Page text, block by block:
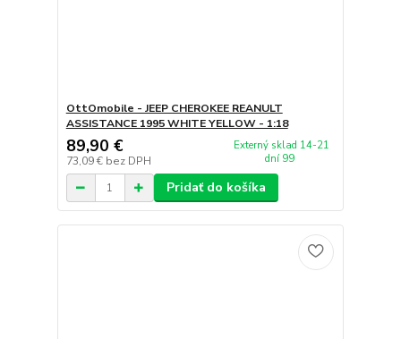
OttOmobile - JEEP CHEROKEE REANULT
ASSISTANCE 1995 WHITE YELLOW - 1:18
89,90 €
73,09 € bez DPH
Externý sklad 14-21
dní 99
Pridať do košíka